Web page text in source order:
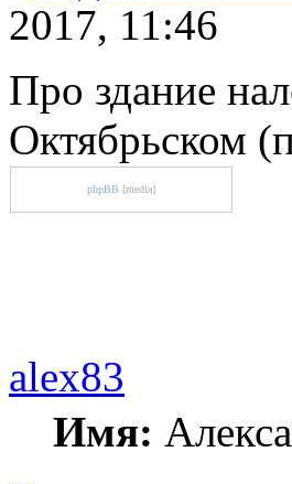
2017, 11:46
Про здание
Октябрьском
phpBB [media]
alex83
Имя: